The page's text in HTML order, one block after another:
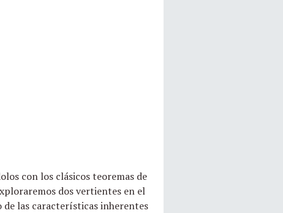
con los clásicos teoremas de
dos vertientes en el
de las características inherentes